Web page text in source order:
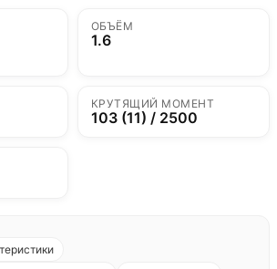
ОБЪЁМ
1.6
КРУТЯЩИЙ МОМЕНТ
103 (11) / 2500